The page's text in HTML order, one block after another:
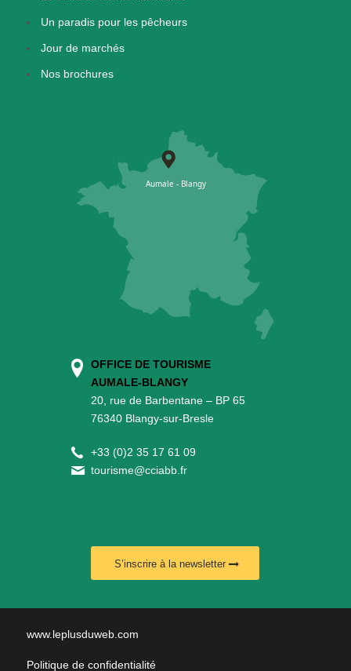
Un paradis pour les pêcheurs
Jour de marchés
Nos brochures
OFFICE DE TOURISME
AUMALE-BLANGY
20, rue de Barbentane – BP 65
76340 Blangy-sur-Bresle
+33 (0)2 35 17 61 09
tourisme@cciabb.fr
S’inscrire à la newsletter
www.leplusduweb.com
Politique de confidentialité